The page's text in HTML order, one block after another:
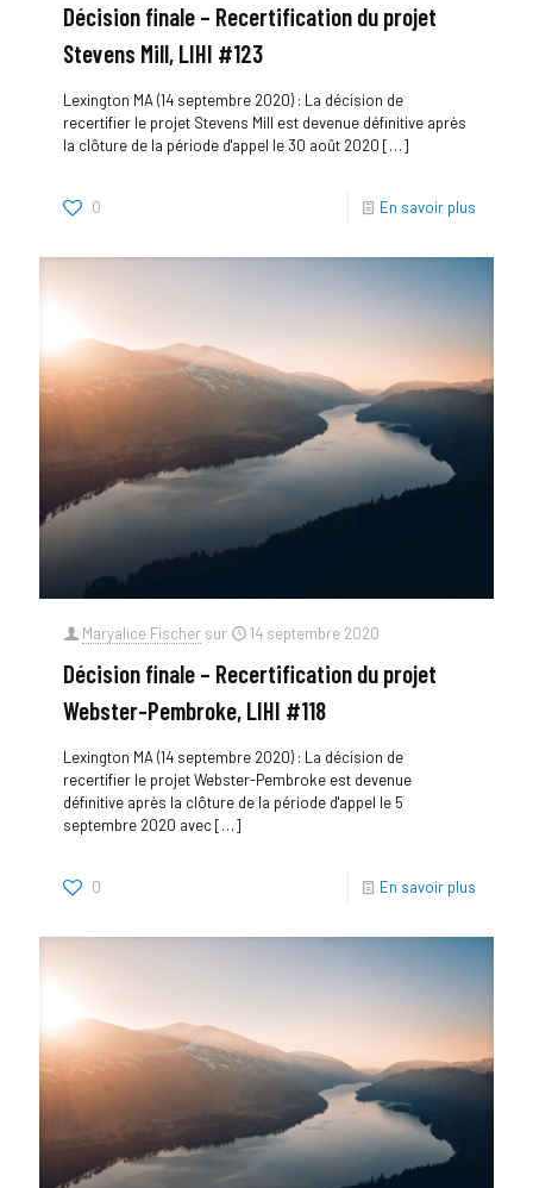
Décision finale – Recertification du projet
Stevens Mill, LIHI #123
Lexington MA (14 septembre 2020) : La décision de
recertifier le projet Stevens Mill est devenue définitive après
la clôture de la période d'appel le 30 août 2020 […]
0 En savoir plus
Maryalice Fischer sur 14 septembre 2020
Décision finale – Recertification du projet
Webster-Pembroke, LIHI #118
Lexington MA (14 septembre 2020) : La décision de
recertifier le projet Webster-Pembroke est devenue
définitive après la clôture de la période d'appel le 5
septembre 2020 avec[…]
0 En savoir plus